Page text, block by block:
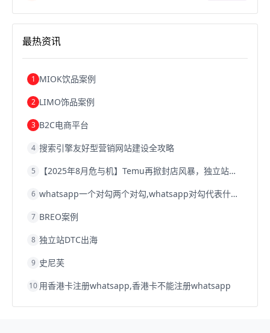
跨境电商关税
跨境电商建站
浙江跨境电商宁波跨境电商跨境电商的模式
跨境电商优势跨境电商的优势
最热资讯
1 MIOK饮品案例
2 LIMO饰品案例
3 B2C电商平台
4 搜索引擎友好型营销网站建设全攻略
5 【2025年8月危与机】Temu再掀封店风暴，独立站才是跨境卖家的避险通道
6 whatsapp一个对勾两个对勾,whatsapp对勾代表什么意思
7 BREO案例
8 独立站DTC出海
9 史尼芙
10 用香港卡注册whatsapp,香港卡不能注册whatsapp